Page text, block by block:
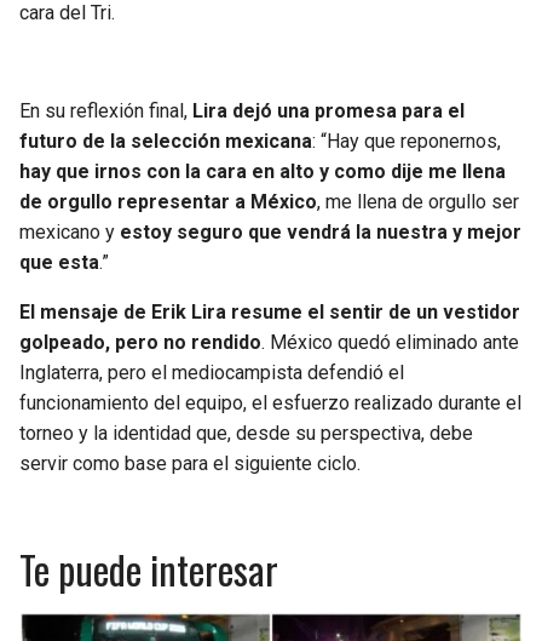
cara del Tri.
En su reflexión final, Lira dejó una promesa para el
futuro de la selección mexicana: “Hay que reponernos,
hay que irnos con la cara en alto y como dije me llena
de orgullo representar a México, me llena de orgullo ser
mexicano y estoy seguro que vendrá la nuestra y mejor
que esta.”
El mensaje de Erik Lira resume el sentir de un vestidor
golpeado, pero no rendido. México quedó eliminado ante
Inglaterra, pero el mediocampista defendió el
funcionamiento del equipo, el esfuerzo realizado durante el
torneo y la identidad que, desde su perspectiva, debe
servir como base para el siguiente ciclo.
Te puede interesar